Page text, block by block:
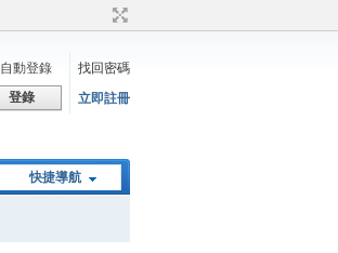
自動登錄
找回密碼
登錄 立即註冊
快捷導航